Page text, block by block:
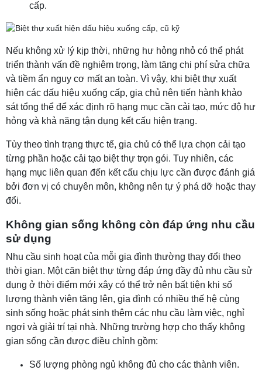
cấp.
Nếu không xử lý kịp thời, những hư hỏng nhỏ có thể phát
triển thành vấn đề nghiêm trọng, làm tăng chi phí sửa chữa
và tiềm ẩn nguy cơ mất an toàn. Vì vậy, khi biệt thự xuất
hiện các dấu hiệu xuống cấp, gia chủ nên tiến hành khảo
sát tổng thể để xác định rõ hạng mục cần cải tạo, mức độ hư
hỏng và khả năng tận dụng kết cấu hiện trạng.
Tùy theo tình trạng thực tế, gia chủ có thể lựa chọn cải tạo
từng phần hoặc cải tạo biệt thự trọn gói. Tuy nhiên, các
hạng mục liên quan đến kết cấu chịu lực cần được đánh giá
bởi đơn vị có chuyên môn, không nên tự ý phá dỡ hoặc thay
đổi.
Không gian sống không còn đáp ứng nhu cầu
sử dụng
Nhu cầu sinh hoạt của mỗi gia đình thường thay đổi theo
thời gian. Một căn biệt thự từng đáp ứng đầy đủ nhu cầu sử
dụng ở thời điểm mới xây có thể trở nên bất tiện khi số
lượng thành viên tăng lên, gia đình có nhiều thế hệ cùng
sinh sống hoặc phát sinh thêm các nhu cầu làm việc, nghỉ
ngơi và giải trí tại nhà. Những trường hợp cho thấy không
gian sống cần được điều chỉnh gồm:
Số lượng phòng ngủ không đủ cho các thành viên.